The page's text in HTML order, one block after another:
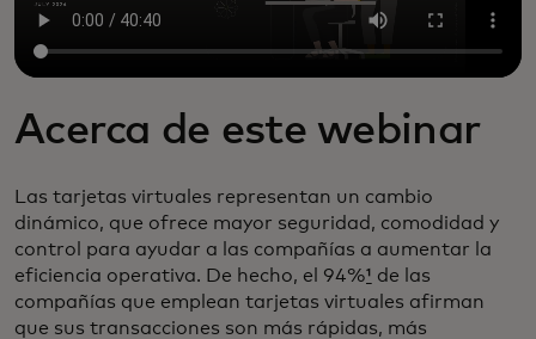
Acerca de este webinar
Las tarjetas virtuales representan un cambio
dinámico, que ofrece mayor seguridad, comodidad y
control para ayudar a las compañías a aumentar la
eficiencia operativa. De hecho, el 94%¹ de las
compañías que emplean tarjetas virtuales afirman
que sus transacciones son más rápidas, más